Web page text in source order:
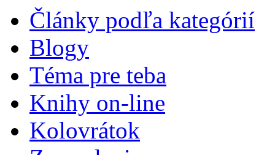
Články podľa kategórií
Blogy
Téma pre teba
Knihy on-line
Kolovrátok